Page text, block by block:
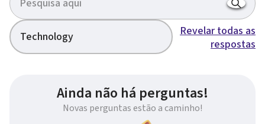
Technology
Revelar todas as
respostas
Ainda não há perguntas!
Novas perguntas estão a caminho!